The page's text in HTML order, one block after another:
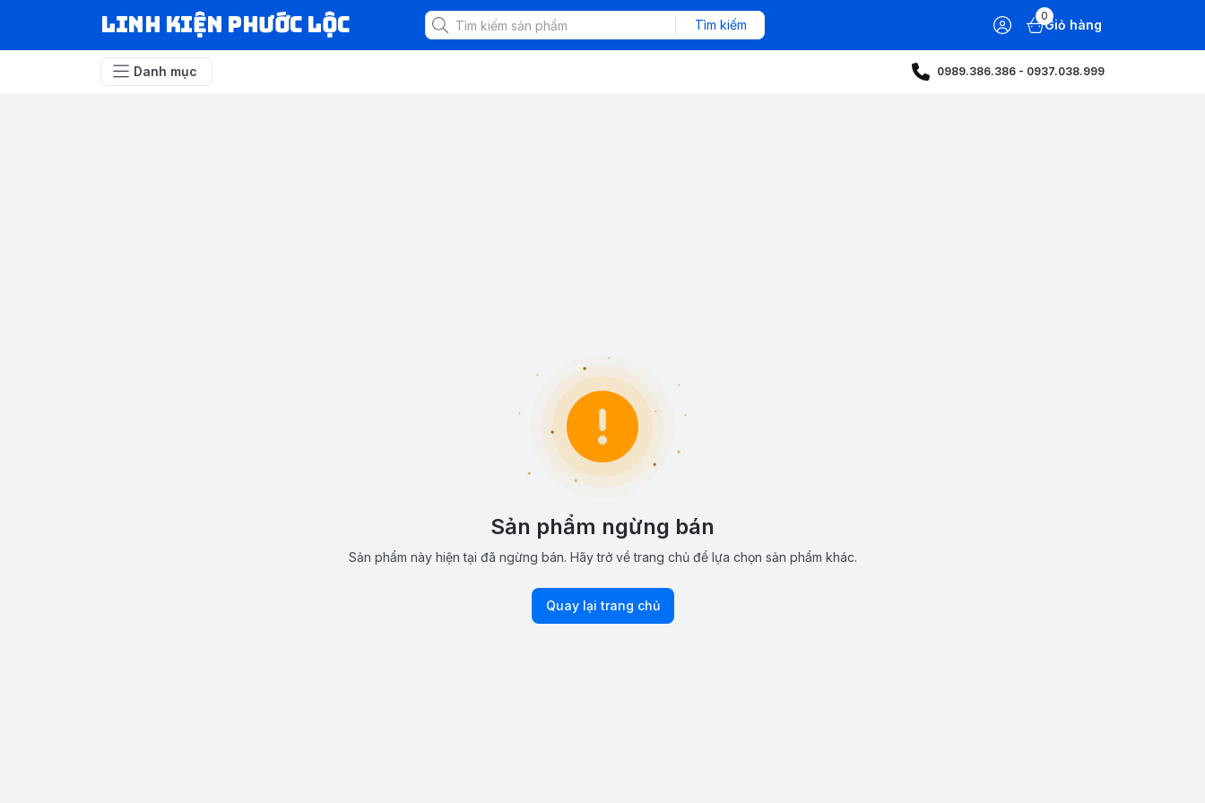
LINH KIỆN PHƯỚC LỘC Tìm kiếm
0
Giỏ hàng
Danh mục 0989.386.386 - 0937.038.999
Sản phẩm ngừng bán
Sản phẩm này hiện tại đã ngừng bán. Hãy trở về trang chủ để lựa chọn sản phẩm khác.
Quay lại trang chủ